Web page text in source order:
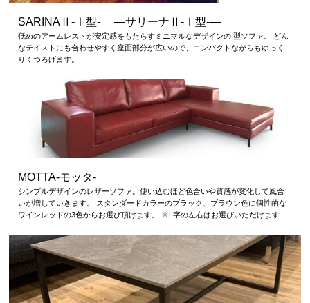
SARINAⅡ-Ⅰ型- ―サリーナⅡ-Ⅰ型-―
低めのアームレストが安定感をもたらすミニマルなデザインのI型ソファ。 どん
なテイストにも合わせやすく座面部分が広いので、コンパクトながらもゆっく
りくつろげます。
MOTTA-モッタ-
シンプルデザインのレザーソファ。使い込むほど色合いや質感が変化して風合
いが増していきます。 スタンダードカラーのブラック、ブラウン色に個性的な
ワインレッドの3色からお選び頂けます。 ※L字の左右はお選びいただけます